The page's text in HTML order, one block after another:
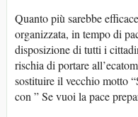
Quanto più sarebbe
organizzata, in tempo di
disposizione di tutti i
rischia di portare
sostituire il vecchio motto
con ” Se vuoi la pace